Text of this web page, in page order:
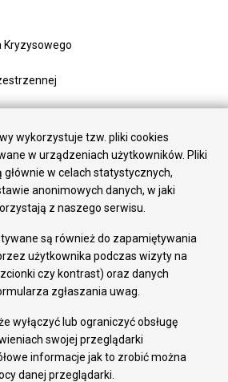
Podawcza
wykorzystuje tzw. pliki cookies
w urządzeniach użytkowników. Pliki
w celach statystycznych,
anonimowych danych, w jaki
z naszego serwisu.
są również do zapamiętywania
użytkownika podczas wizyty na
czy kontrast) oraz danych
zgłaszania uwag.
wyłączyć lub ograniczyć obsługę
swojej przeglądarki
informacje jak to zrobić można
danej przeglądarki.